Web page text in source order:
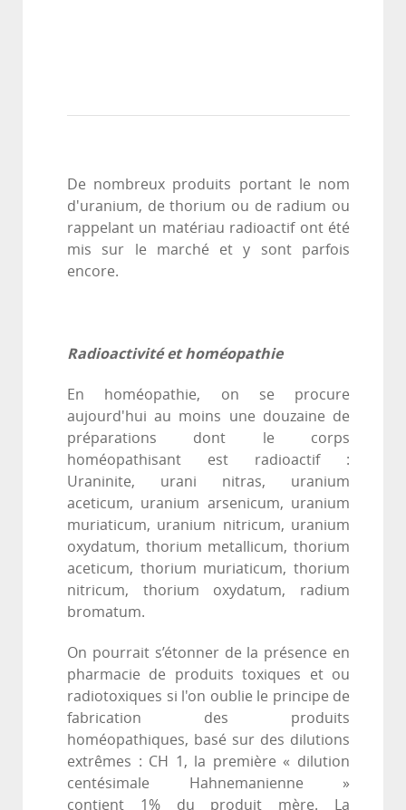
De nombreux produits portant le nom
d'uranium, de thorium ou de radium ou
rappelant un matériau radioactif ont été
mis sur le marché et y sont parfois
encore.
Radioactivité et homéopathie
En homéopathie, on se procure
aujourd'hui au moins une douzaine de
préparations dont le corps
homéopathisant est radioactif :
Uraninite, urani nitras, uranium
aceticum, uranium arsenicum, uranium
muriaticum, uranium nitricum, uranium
oxydatum, thorium metallicum, thorium
aceticum, thorium muriaticum, thorium
nitricum, thorium oxydatum, radium
bromatum.
On pourrait s’étonner de la présence en
pharmacie de produits toxiques et ou
radiotoxiques si l'on oublie le principe de
fabrication des produits
homéopathiques, basé sur des dilutions
extrêmes : CH 1, la première « dilution
centésimale Hahnemanienne »
contient 1% du produit mère. La